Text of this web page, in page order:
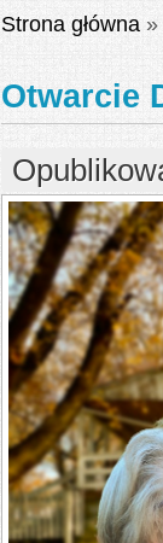
Jesteś tutaj
Strona główna »
Otwarcie